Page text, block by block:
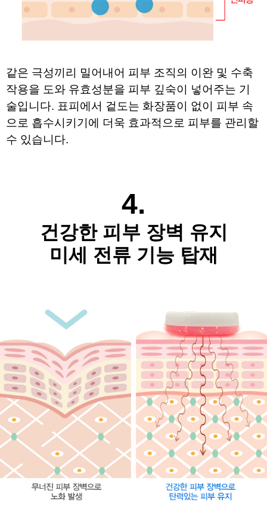
같은 극성끼리 밀어내어 피부 조직의 이완 및 수축
작용을 도와 유효성분을 피부 깊숙이 넣어주는 기
술입니다. 표피에서 겉도는 화장품이 없이 피부 속
으로 흡수시키기에 더욱 효과적으로 피부를 관리할
수 있습니다.
4.
건강한 피부 장벽 유지
미세 전류 기능 탑재